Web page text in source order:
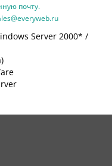
почту.
Server 2000* /